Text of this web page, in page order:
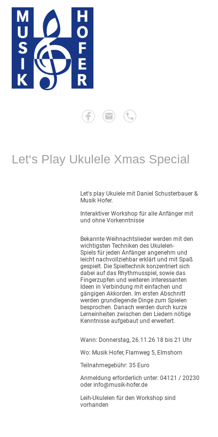
Let‘s Play Ukulele Xmas Special
Let's play Ukulele mit Daniel Schusterbauer &
Musik Hofer.
Interaktiver Workshop für alle Anfänger mit
und ohne Vorkenntnisse
Bekannte Weihnachtslieder werden mit den
wichtigsten Techniken des Ukulelen-
Spiels für jeden Anfänger angenehm und
leicht nachvollziehbar erklärt und mit Spaß
gespielt. Die Spieltechnik konzentriert sich
dabei auf das Rhythmusspiel, sowie das
Fingerzupfen und weiteren interessanten
Ideen in Verbindung mit einfachen und
gängigen Akkorden. Im ersten Abschnitt
werden grundlegende Dinge zum Spielen
besprochen. Danach werden durch kurze
Lerneinheiten zwischen den Liedern nötige
Kenntnisse aufgebaut und erweitert.
Wann: Donnerstag, 26.11.26 18 bis 21 Uhr
Wo: Musik Hofer, Flamweg 5, Elmshorn
Teilnahmegebühr: 35 Euro
Anmeldung erforderlich unter: 04121 / 20230
oder info@musik-hofer.de
Leih-Ukulelen für den Workshop sind
vorhanden